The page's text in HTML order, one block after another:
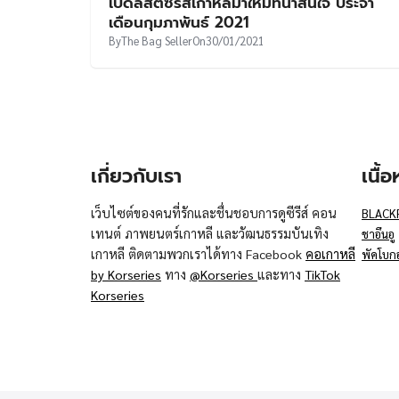
เดือนกุมภาพันธ์ 2021
ByThe Bag SellerOn30/01/2021
เกี่ยวกับเรา
เว็บไซต์ของคนที่รักและชื่นชอบการดูซีรีส์ คอน
เทนต์ ภาพยนตร์เกาหลี และวัฒนธรรมบันเทิง
เกาหลี ติดตามพวกเราได้ทาง Facebook คอเกาหลี
by Korseries ทาง @Korseries และทาง TikTok
Korseries
เนื้
ชาอึนอู
พัคโบก